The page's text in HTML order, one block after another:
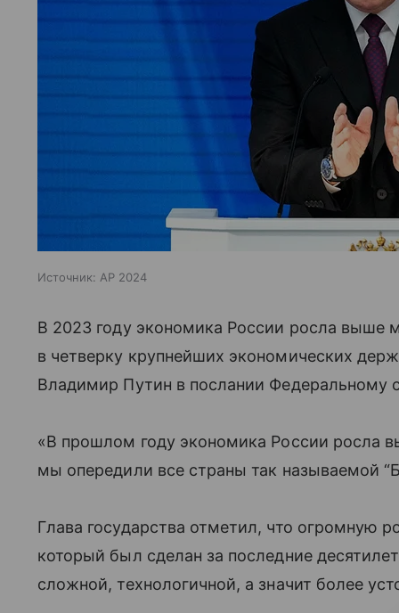
Источник: AP 2024
В 2023 году экономика России росла выше
в четверку крупнейших экономических
Владимир Путин в послании Федеральному
«В прошлом году экономика России росла
мы опередили все страны так называемой
Глава государства отметил, что огромную
который был сделан за последние
сложной, технологичной, а значит более